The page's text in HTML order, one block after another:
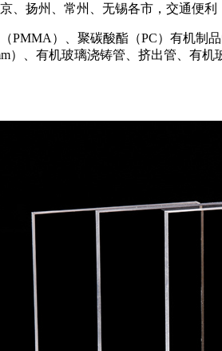
扬州、常州、无锡各市，交通便利
PMMA）、聚碳酸酯（PC）有机
）、有机玻璃浇铸管、挤出管、有